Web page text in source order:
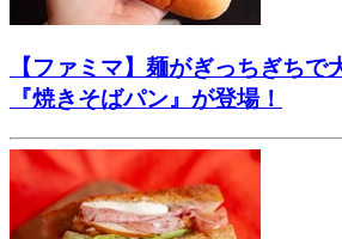
【ファミマ】麺がぎっちぎちで
『焼きそばパン』が登場！